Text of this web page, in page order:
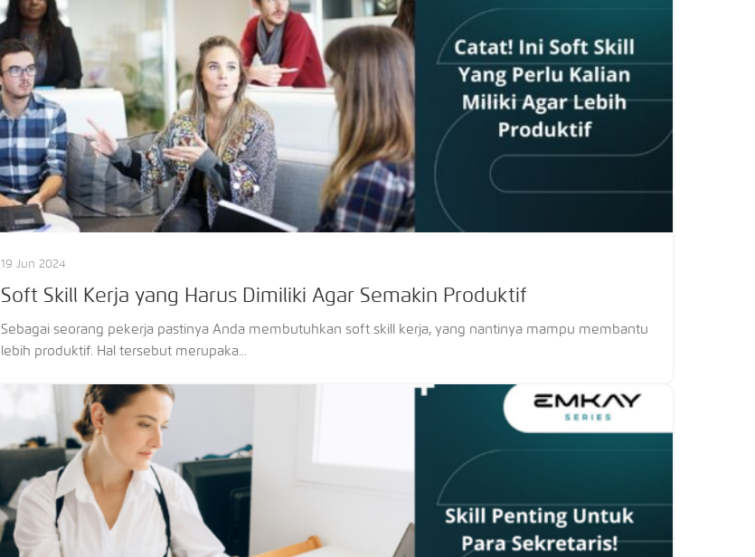
19 Jun 2024
Soft Skill Kerja yang Harus Dimiliki Agar Semakin Produktif
Sebagai seorang pekerja pastinya Anda membutuhkan soft skill kerja, yang nantinya mampu membantu
lebih produktif. Hal tersebut merupaka...